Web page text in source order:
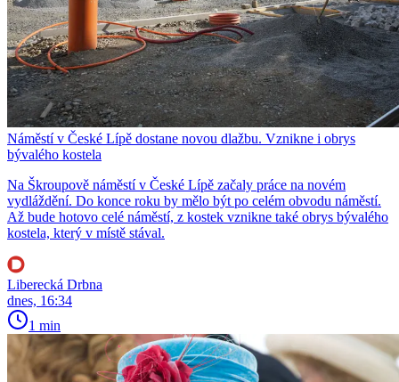
Náměstí v České Lípě dostane novou dlažbu. Vznikne i obrys
bývalého kostela
Na Škroupově náměstí v České Lípě začaly práce na novém
vydláždění. Do konce roku by mělo být po celém obvodu náměstí.
Až bude hotovo celé náměstí, z kostek vznikne také obrys bývalého
kostela, který v místě stával.
Liberecká Drbna
dnes, 16:34
1 min